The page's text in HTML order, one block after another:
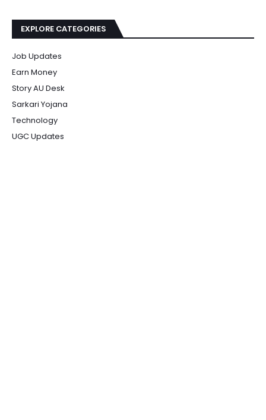
EXPLORE CATEGORIES
Job Updates
Earn Money
Story AU Desk
Sarkari Yojana
Technology
UGC Updates